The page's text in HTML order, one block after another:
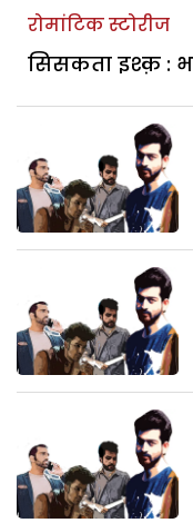
रोमांटिक स्टोरीज
सिसकता इश्क़ :